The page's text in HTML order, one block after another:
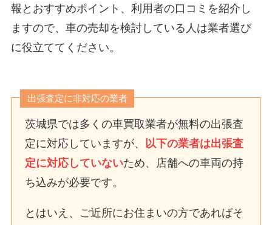
報とおすすめポイント、利用者の口コミを紹介し
ますので、車の売却を検討している人は業者選び
に役立ててください。
出張査定に非対応の業者
茨城県では多くの車買取業者が無料の出張査
定に対応していますが、 以下の業者は出張査
定に対応していないため、店舗への車両の持
ち込みが必要です。
とはいえ、ご近所にお住まいの方であればそ